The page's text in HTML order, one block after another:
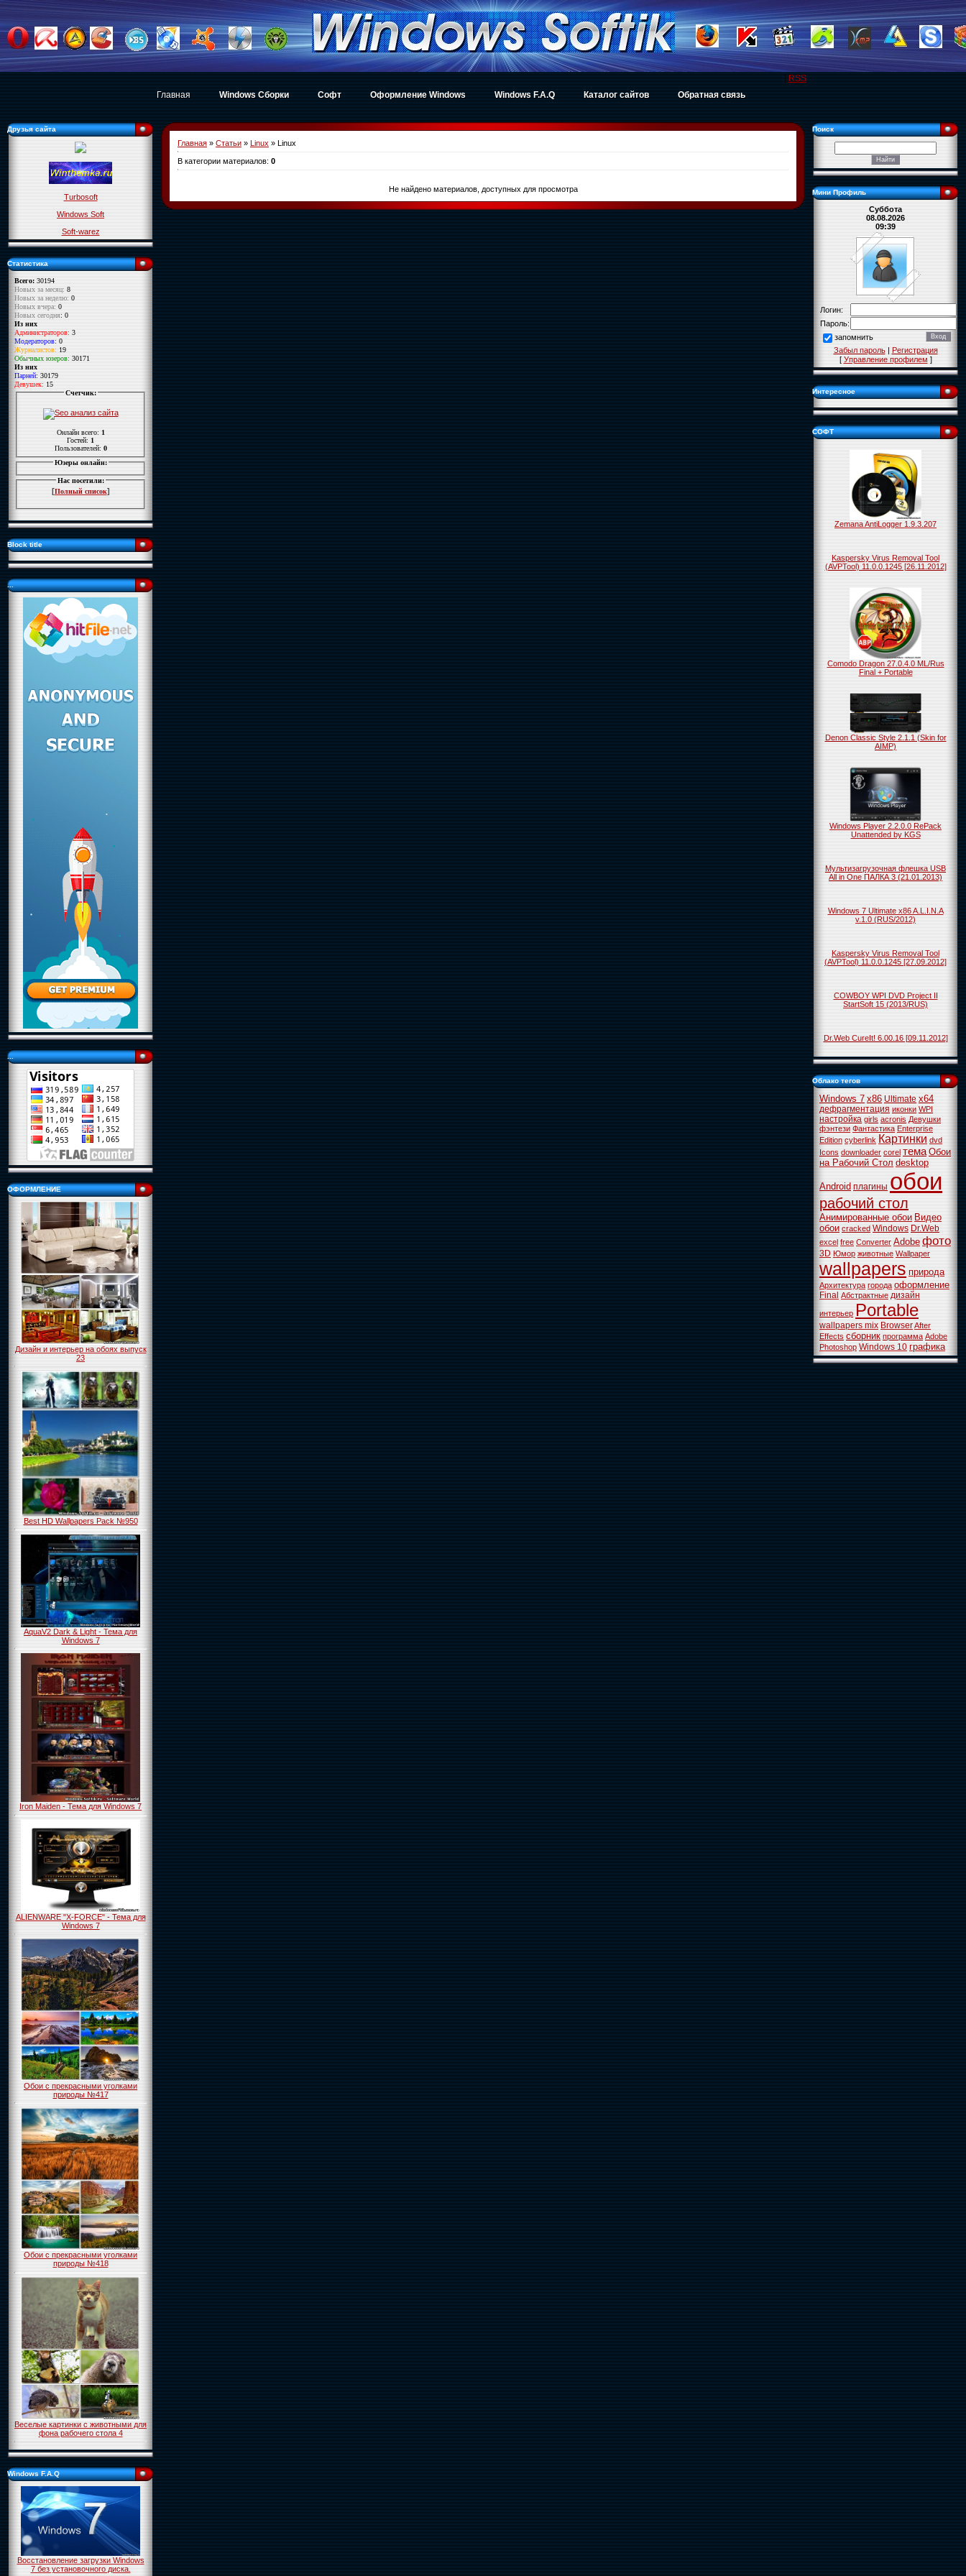
Главная Windows Сборки Софт Оформление Windows Windows F.A.Q Каталог сайтов Обратная связь
|RSS
Друзья сайта
Turbosoft
Windows Soft
Soft-warez
Статистика
Всего:30194
Новых за месяц:8
Новых за неделю:0
Новых вчера:0
Новых сегодня: 0
Из них
Администраторов:3
Модераторов:0
Журналистов:19
Обычных юзеров:30171
Из них
Парней:30179
Девушек:15
Счетчик:
Онлайн всего:1
Гостей:1
Пользователей:0
Юзеры онлайн:
Нас посетили:
[Полный список]
Block title
...
...
ОФОРМЛЕНИЕ
Дизайн и интерьер на обоях выпуск
23
Best HD Wallpapers Pack №950
AquaV2 Dark & Light - Тема для
Windows 7
Iron Maiden - Тема для Windows 7
ALIENWARE "X-FORCE" - Тема для
Windows 7
Обои с прекрасными уголками
природы №417
Обои с прекрасными уголками
природы №418
Веселые картинки с животными для
фона рабочего стола 4
Windows F.A.Q
Восстановление загрузки Windows
7 без установочного диска.
Главная » Статьи » Linux » Linux
В категории материалов: 0
Не найдено материалов, доступных для просмотра
Поиск
Мини Профиль
Суббота
08.08.2026
09:39
Логин:
Пароль:
запомнить
Забыл пароль|Регистрация
[Управление профилем]
Интересное
СОФТ
Zemana AntiLogger 1.9.3.207
Kaspersky Virus Removal Tool
(AVPTool) 11.0.0.1245 [26.11.2012]
Comodo Dragon 27.0.4.0 ML/Rus
Final + Portable
Denon Classic Style 2.1.1 (Skin for
AIMP)
Windows Player 2.2.0.0 RePack
Unattended by KGS
Мультизагрузочная флешка USB
All in One ПАЛКА 3 (21.01.2013)
Windows 7 Ultimate x86 A.L.I.N.A
v.1.0 (RUS/2012)
Kaspersky Virus Removal Tool
(AVPTool) 11.0.0.1245 [27.09.2012]
COWBOY WPI DVD Project II
StartSoft 15 (2013/RUS)
Dr.Web CureIt! 6.00.16 [09.11.2012]
Облако тегов
Windows 7 x86 Ultimate x64
дефрагментация иконки WPI
настройка girls acronis Девушки
фэнтези Фантастика Enterprise
Edition cyberlink Картинки dvd
Icons downloader corel тема Обои
на Рабочий Стол desktop
Android плагины обои
рабочий стол
Анимированные обои Видео
обои cracked Windows Dr.Web
excel free Converter Adobe фото
3D Юмор животные Wallpaper
wallpapers природа
Архитектура города оформление
Final Абстрактные дизайн
интерьер Portable
wallpapers mix BrowserAfter
Effects сборник программа Adobe
Photoshop Windows 10 графика